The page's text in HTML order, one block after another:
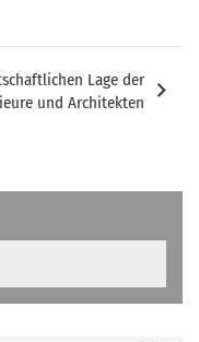
Lage der
und Architekten